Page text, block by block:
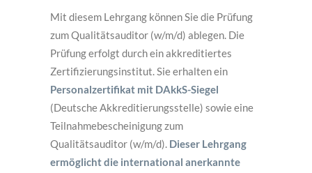
Mit diesem Lehrgang können Sie die Prüfung
zum Qualitätsauditor (w/m/d) ablegen. Die
Prüfung erfolgt durch ein akkreditiertes
Zertifizierungsinstitut. Sie erhalten ein
Personalzertifikat mit DAkkS-Siegel
(Deutsche Akkreditierungsstelle) sowie eine
Teilnahmebescheinigung zum
Qualitätsauditor (w/m/d). Dieser Lehrgang
ermöglicht die international anerkannte